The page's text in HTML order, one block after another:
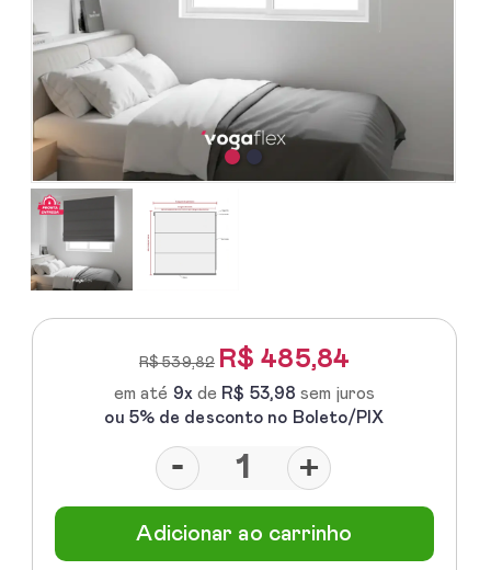
R$ 539,82 R$485,84
em até 9x de R$ 53,98 sem juros
ou 5% de desconto no Boleto/PIX
- +
Adicionar ao carrinho